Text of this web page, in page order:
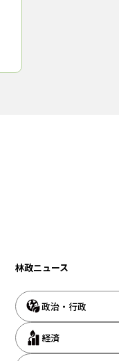
林政ニュース
政治・行政
経済